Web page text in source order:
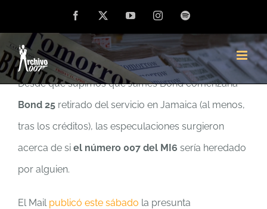
al
contenido
Facebook YouTubeInstagramSpotify
llevamos meses pensando…
Desde que supimos que James Bond comenzaría
Bond 25 retirado del servicio en Jamaica (al menos,
tras los créditos), las especulaciones surgieron
acerca de si el número 007 del MI6 sería heredado
por alguien.
El Mail publicó este sábado la presunta